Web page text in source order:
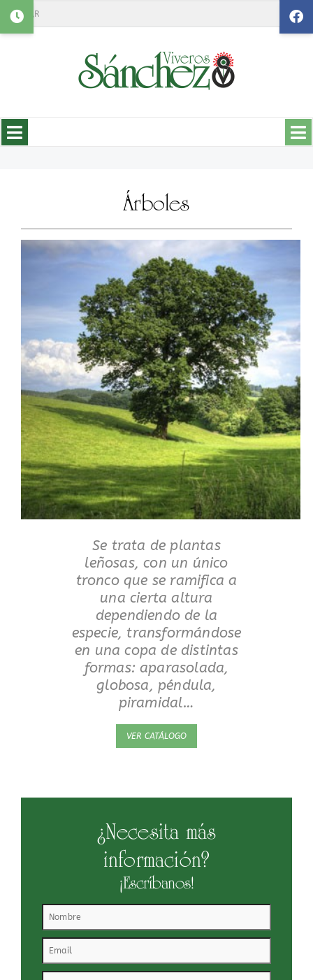
Árboles
Se trata de plantas
leñosas, con un único
tronco que se ramifica a
una cierta altura
dependiendo de la
especie, transformándose
en una copa de distintas
formas: aparasolada,
globosa, péndula,
piramidal…
VER CATÁLOGO
¿Necesita más
información?
¡Escríbanos!